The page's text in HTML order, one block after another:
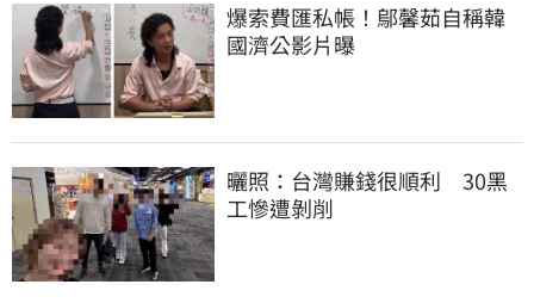
爆索費匯私帳！鄔馨茹自稱韓
國濟公影片曝
曬照：台灣賺錢很順利　30黑
工慘遭剝削